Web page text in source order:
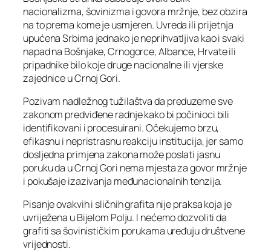
nacionalizma, šovinizma i govora mržnje, bez obzira
na to prema kome je usmjeren. Uvreda ili prijetnja
upućena Srbima jednako je neprihvatljiva kao i svaki
napad na Bošnjake, Crnogorce, Albance, Hrvate ili
pripadnike bilo koje druge nacionalne ili vjerske
zajednice u Crnoj Gori.
Pozivam nadležnog tužilaštva da preduzeme sve
zakonom predviđene radnje kako bi počinioci bili
identifikovani i procesuirani. Očekujemo brzu,
efikasnu i nepristrasnu reakciju institucija, jer samo
dosljedna primjena zakona može poslati jasnu
poruku da u Crnoj Gori nema mjesta za govor mržnje
i pokušaje izazivanja međunacionalnih tenzija.
Pisanje ovakvih i sličnih grafita nije praksa koja je
uvriježena u Bijelom Polju. I nećemo dozvoliti da
grafiti sa šovinističkim porukama uređuju društvene
vrijednosti.